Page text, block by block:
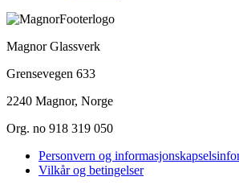
Magnor Glassverk
Grensevegen 633
2240 Magnor, Norge
Org. no 918 319 050
Personvern og
Vilkår og betingelser